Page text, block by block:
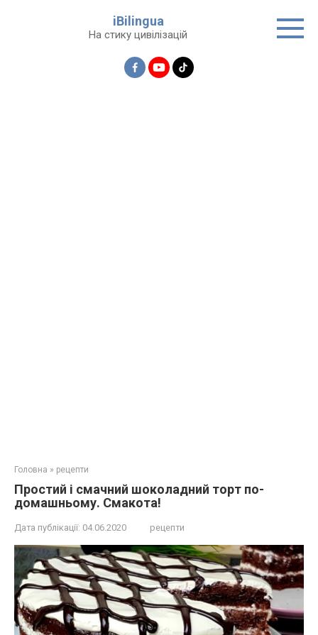
iBilingua
На стику цивілізацій
Головна » рецепти
Простий і смачний шоколадний торт по-
домашньому. Смакота!
Дата публікації: 04.06.2020 рецепти